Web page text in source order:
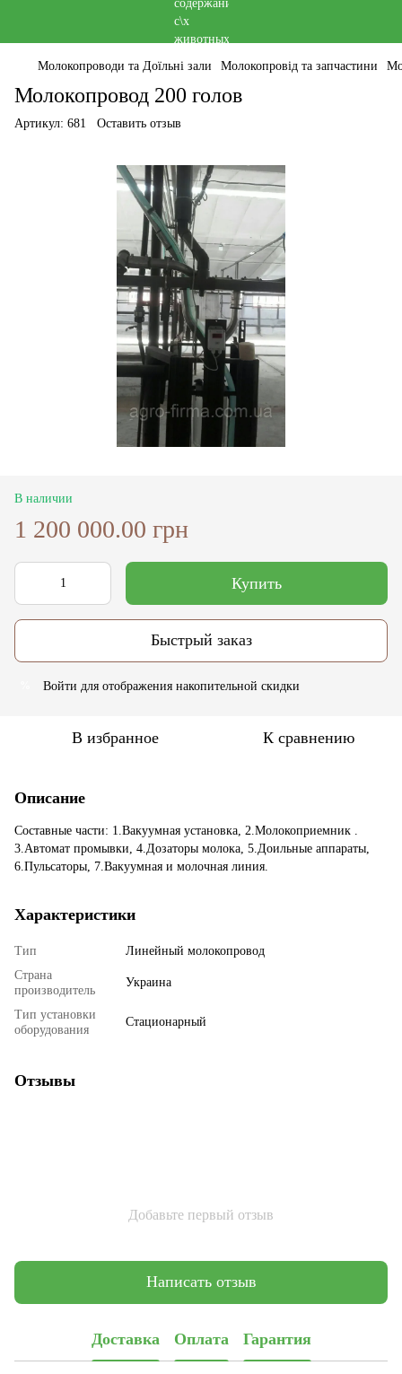
Молокопроводи та Доїльні зали Молокопровід та запчастини
Молокопровод 200 голов
Артикул: 681 Оставить отзыв
В наличии
1 200 000.00 грн
Купить
Быстрый заказ
Войти для отображения накопительной скидки
В избранное К сравнению
Описание
Составные части: 1.Вакуумная установка, 2.Молокоприемник .
3.Автомат промывки, 4.Дозаторы молока, 5.Доильные аппараты,
6.Пульсаторы, 7.Вакуумная и молочная линия.
Характеристики
Тип
Линейный молокопровод
Страна
производитель
Украина
Тип установки
оборудования
Стационарный
Отзывы
Добавьте первый отзыв
Написать отзыв
Доставка Оплата Гарантия